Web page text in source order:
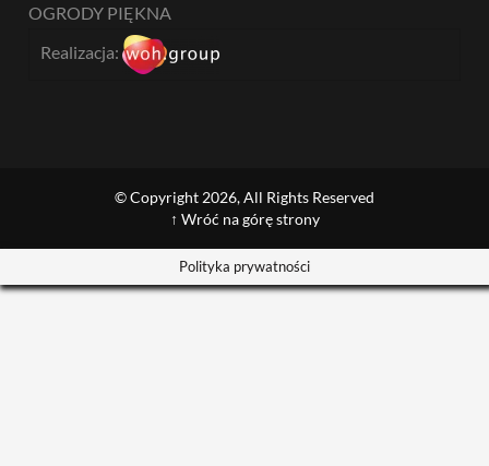
OGRODY PIĘKNA
Realizacja:
© Copyright 2026, All Rights Reserved
↑ Wróć na górę strony
Polityka prywatności